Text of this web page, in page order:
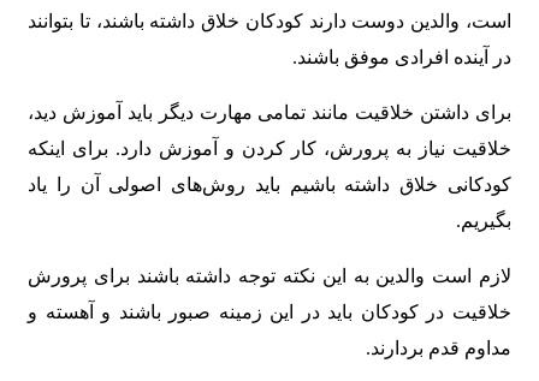
است، والدین دوست دارند کودکان خلاق داشته باشند، تا بتوانند
در آینده افرادی موفق باشند.
برای داشتن خلاقیت مانند تمامی مهارت دیگر باید آموزش دید،
خلاقیت نیاز به پرورش، کار کردن و آموزش دارد. برای اینکه
کودکانی خلاق داشته باشیم باید روش‌های اصولی آن را یاد
بگیریم.
لازم است والدین به این نکته توجه داشته باشند برای پرورش
خلاقیت در کودکان باید در این زمینه صبور باشند و آهسته و
مداوم قدم بردارند.